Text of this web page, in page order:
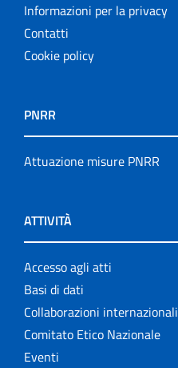
Informazioni per la privacy
Contatti
Cookie policy
PNRR
Attuazione misure PNRR
ATTIVITÀ
Accesso agli atti
Basi di dati
Collaborazioni internazionali
Comitato Etico Nazionale
Eventi